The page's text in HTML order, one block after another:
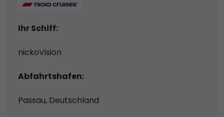
Ihr Schiff:
nickoVision
Abfahrtshafen:
Passau, Deutschland